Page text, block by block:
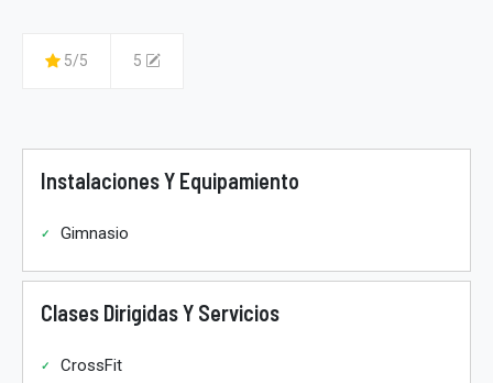
5/5 5
Instalaciones Y Equipamiento
Gimnasio
Clases Dirigidas Y Servicios
CrossFit